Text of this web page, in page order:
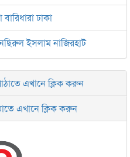
বারিধারা ঢাকা
ইসলাম নাজিরহাট
ইসলামিয়া চট্টগ্রাম
বাংলাদেশ বসুন্ধরা
ঢাকা
লালবাগ ঢাকা
এখানে ক্লিক করুন
এখানে ক্লিক করুন